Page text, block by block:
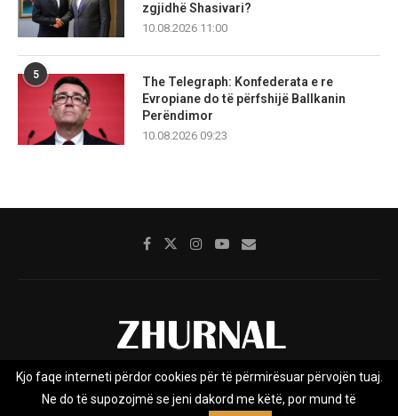
zgjidhë Shasivari?
10.08.2026 11:00
5
The Telegraph: Konfederata e re
Evropiane do të përfshijë Ballkanin
Perëndimor
10.08.2026 09:23
Rreth nesh Impresumi Marketing
Privacy Policy
Kjo faqe interneti përdor cookies për të përmirësuar përvojën tuaj.
Ne do të supozojmë se jeni dakord me këtë, por mund të